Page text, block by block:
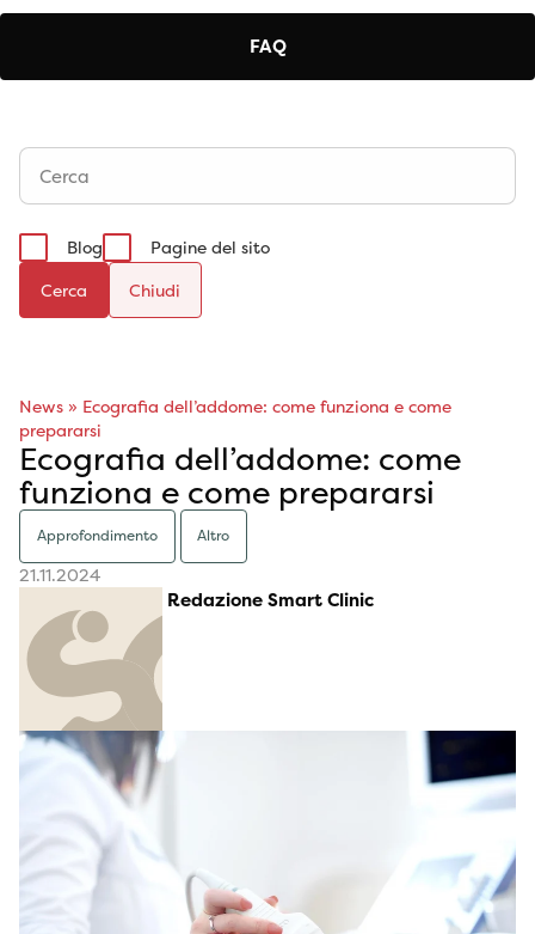
FAQ
Blog
Pagine del sito
Cerca
News » Ecografia dell’addome: come funziona e come
prepararsi
Ecografia dell’addome: come
funziona e come prepararsi
Approfondimento Altro
21.11.2024
Redazione Smart Clinic